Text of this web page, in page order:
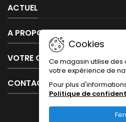
ACTUEL
A PROPOS DE NOUS
VOTRE COMPTE
CONTACT
Cookies
Ce magasin utilise
votre expérience de
Pour plus
Politique de